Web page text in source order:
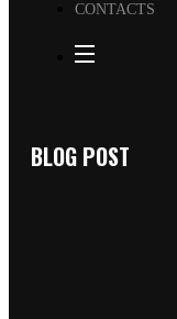
CONTACTS
BLOG POST